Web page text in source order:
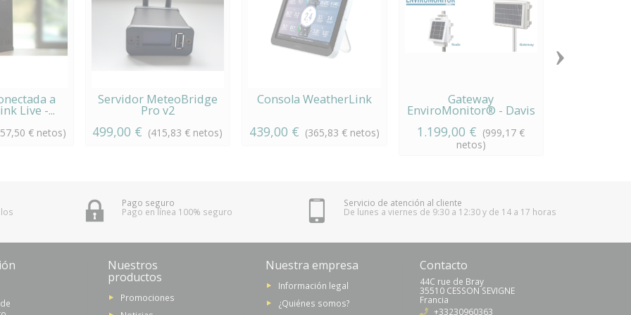
a
Live -...
€ netos)
Servidor MeteoBridge
Pro v2
499,00 € (415,83 € netos)
Consola WeatherLink
439,00 € (365,83 € netos)
Gateway
EnviroMonitor® - Davis
1.199,00 € (999,17 €
netos)
›
Pago seguro
Pago en línea 100% seguro
Servicio de atención al cliente
De lunes a viernes de 9:30 a 12:30 y de 14 a 17 horas
Nuestros
productos
Promociones
Nuestra empresa
Información legal
¿Quiénes somos?
Contacto
44C rue de Bray
35510 CESSON SEVIGNE
Francia
+33230960363